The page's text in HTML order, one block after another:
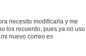
necesito modificarla y me
los recuerdo, pues ya no uso
nuevo correo es